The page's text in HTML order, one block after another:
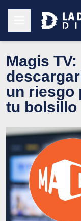
Magis
un riesgo
tu bolsillo